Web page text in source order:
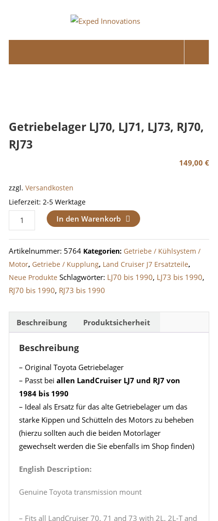
Exped
Getriebelager LJ70, LJ71, LJ73, RJ70,
RJ73
149,00€
zzgl. Versandkosten
Lieferzeit: 2-5 Werktage
Getriebelager
LJ70,
LJ71,
LJ73,
RJ70,
RJ73
Menge
In den Warenkorb
Artikelnummer: 5764 Kategorien: Getriebe / Kühlsystem /
Motor, Getriebe / Kupplung, Land Cruiser J7 Ersatzteile,
Neue Produkte Schlagwörter: LJ70 bis 1990, LJ73 bis 1990,
RJ70 bis 1990, RJ73 bis 1990
Beschreibung Produktsicherheit
Beschreibung
– Original Toyota Getriebelager
– Passt bei allen LandCruiser LJ7 und RJ7 von
1984 bis 1990
– Ideal als Ersatz für das alte Getriebelager um das
starke Kippen und Schütteln des Motors zu beheben
(hierzu sollten auch die beiden Motorlager
gewechselt werden die Sie ebenfalls im Shop finden)
English Description:
Genuine Toyota transmission mount
– Fits all LandCruiser 70, 71 and 73 with 2L, 2L-T and